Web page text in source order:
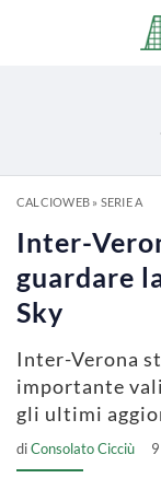
CALCIOWEB» SERIE A
Inter-
guardare
Sky
Inter-Verona
importante
gli ultimi
diConsolato Cicciù